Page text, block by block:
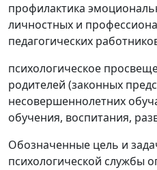
профилактика
личностных и
педагогических
психологическое
родителей (законных
несовершеннолетних
обучения, воспитания,
Обозначенные цель и
психологической службы